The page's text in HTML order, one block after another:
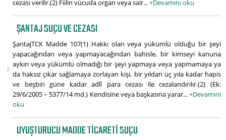
cezası verilir.(2) Fiilin vücuda organ veya sair...+Devamını oku
ŞANTAJ SUÇU VE CEZASI
ŞantajTCK Madde 107(1) Hakkı olan veya yükümlü olduğu bir şeyi
yapacağından veya yapmayacağından bahisle, bir kimseyi kanuna
aykırı veya yükümlü olmadığı bir şeyi yapmaya veya yapmamaya ya
da haksız çıkar sağlamaya zorlayan kişi, bir yıldan üç yıla kadar hapis
ve beşbin güne kadar adlî para cezası ile cezalandırılır.(2) (Ek:
29/6/2005 – 5377/14 md.) Kendisine veya başkasına yarar...+Devamını
oku
UYUŞTURUCU MADDE TICARETI SUÇU